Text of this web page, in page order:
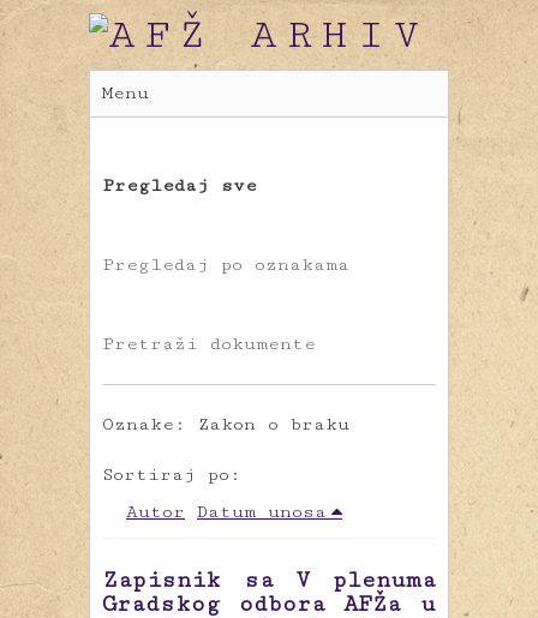
Menu
Pregledaj sve
Pregledaj po oznakama
Pretraži dokumente
Oznake: Zakon o braku
Sortiraj po:
Autor
Datum unosa
Zapisnik sa V plenuma
Gradskog odbora AFŽa u